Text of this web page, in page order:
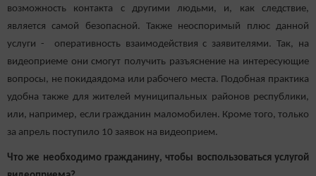
возможность контакта с другими людьми, и, как следствие,
является самой безопасной. Также неоспоримый плюс данной
услуги - оперативность взаимодействия с заявителями. Так, на
видеоприеме они смогут получить разъяснение на интересующие
вопросы, не покидаядома или рабочего места. Подобная практика
удобна также для жителей муниципальных районов республики,
или, например, если гражданин маломобилен. Кроме того, только
за апрель поступило 10 заявок на видеоприем.
Что же необходимо гражданину, чтобы воспользоваться услугой